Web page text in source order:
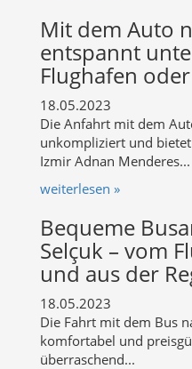
Mit dem Auto
entspannt
Flughafen
18.05.2023
Die Anfahrt mit dem
unkompliziert und
Izmir Adnan Menderes...
weiterlesen »
Bequeme
Selçuk – vom
und aus der
18.05.2023
Die Fahrt mit dem Bus
komfortabel und
überraschend...